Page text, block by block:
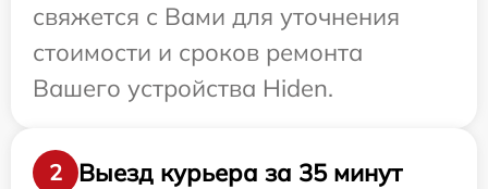
свяжется с Вами для уточнения
стоимости и сроков ремонта
Вашего устройства Hiden.
2 Выезд курьера за 35 минут